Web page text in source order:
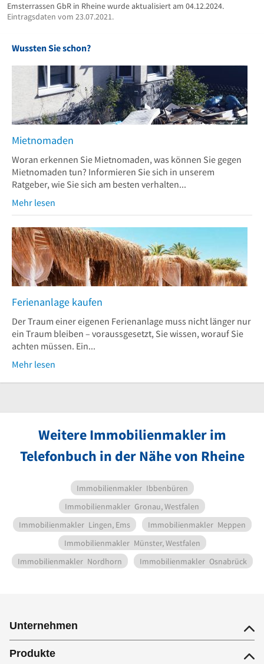
Emsterrassen GbR in Rheine wurde aktualisiert am 04.12.2024.
Eintragsdaten vom 23.07.2021.
Wussten Sie schon?
Mietnomaden
Woran erkennen Sie Mietnomaden, was können Sie gegen
Mietnomaden tun? Informieren Sie sich in unserem
Ratgeber, wie Sie sich am besten verhalten...
Mehr lesen
Ferienanlage kaufen
Der Traum einer eigenen Ferienanlage muss nicht länger nur
ein Traum bleiben – voraussgesetzt, Sie wissen, worauf Sie
achten müssen. Ein...
Mehr lesen
Weitere Immobilienmakler im
Telefonbuch in der Nähe von Rheine
Immobilienmakler Ibbenbüren
Immobilienmakler Gronau, Westfalen
Immobilienmakler Lingen, Ems Immobilienmakler Meppen
Immobilienmakler Münster, Westfalen
Immobilienmakler Nordhorn Immobilienmakler Osnabrück
Unternehmen
Produkte